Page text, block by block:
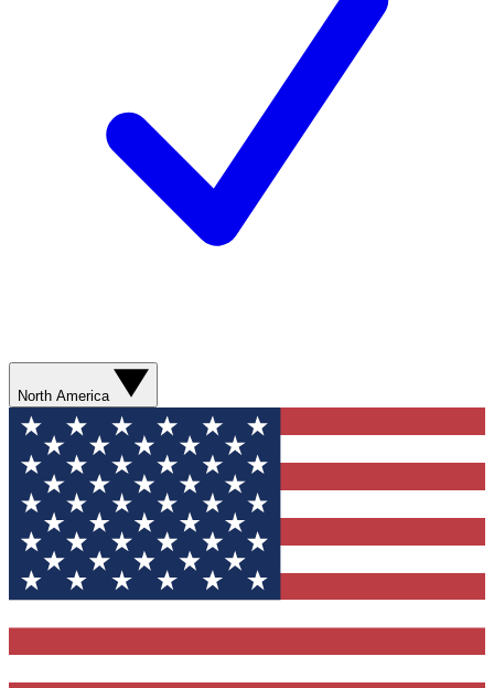
North America